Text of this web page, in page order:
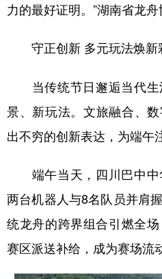
力的最好证明。”湖南省龙舟
守正创新 多元玩法焕新
当传统节日邂逅当代生
景、新玩法。文旅融合、
出不穷的创新表达，为端午
端午当天，四川巴中中
两台机器人与8名队员并肩
统龙舟的跨界组合引燃全
赛区派送补给，成为赛场流